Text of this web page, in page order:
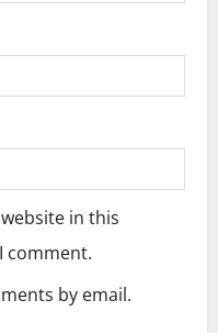
in this
comment.
by email.